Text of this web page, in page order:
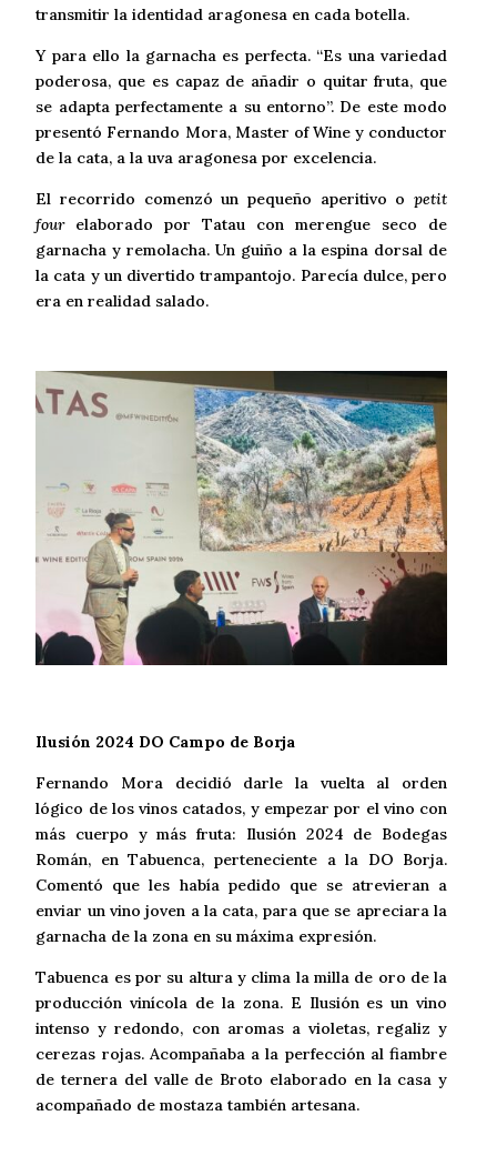
transmitir la identidad aragonesa en cada botella.
Y para ello la garnacha es perfecta. “Es una variedad
poderosa, que es capaz de añadir o quitar fruta, que
se adapta perfectamente a su entorno”. De este modo
presentó Fernando Mora, Master of Wine y conductor
de la cata, a la uva aragonesa por excelencia.
El recorrido comenzó un pequeño aperitivo opetit
four elaborado por Tatau con merengue seco de
garnacha y remolacha. Un guiño a la espina dorsal de
la cata y un divertido trampantojo. Parecía dulce, pero
era en realidad salado.
Ilusión 2024 DO Campo de Borja
Fernando Mora decidió darle la vuelta al orden
lógico de los vinos catados, y empezar por el vino con
más cuerpo y más fruta: Ilusión 2024 de Bodegas
Román, en Tabuenca, perteneciente a la DO Borja.
Comentó que les había pedido que se atrevieran a
enviar un vino joven a la cata, para que se apreciara la
garnacha de la zona en su máxima expresión.
Tabuenca es por su altura y clima la milla de oro de la
producción vinícola de la zona. E Ilusión es un vino
intenso y redondo, con aromas a violetas, regaliz y
cerezas rojas. Acompañaba a la perfección al fiambre
de ternera del valle de Broto elaborado en la casa y
acompañado de mostaza también artesana.